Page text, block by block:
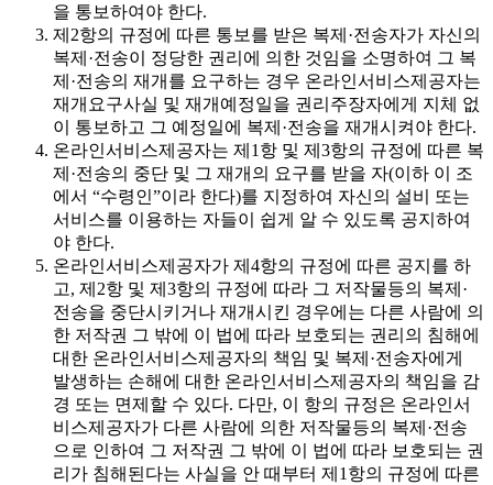
을 통보하여야 한다.
제2항의 규정에 따른 통보를 받은 복제·전송자가 자신의
복제·전송이 정당한 권리에 의한 것임을 소명하여 그 복
제·전송의 재개를 요구하는 경우 온라인서비스제공자는
재개요구사실 및 재개예정일을 권리주장자에게 지체 없
이 통보하고 그 예정일에 복제·전송을 재개시켜야 한다.
온라인서비스제공자는 제1항 및 제3항의 규정에 따른 복
제·전송의 중단 및 그 재개의 요구를 받을 자(이하 이 조
에서 “수령인”이라 한다)를 지정하여 자신의 설비 또는
서비스를 이용하는 자들이 쉽게 알 수 있도록 공지하여
야 한다.
온라인서비스제공자가 제4항의 규정에 따른 공지를 하
고, 제2항 및 제3항의 규정에 따라 그 저작물등의 복제·
전송을 중단시키거나 재개시킨 경우에는 다른 사람에 의
한 저작권 그 밖에 이 법에 따라 보호되는 권리의 침해에
대한 온라인서비스제공자의 책임 및 복제·전송자에게
발생하는 손해에 대한 온라인서비스제공자의 책임을 감
경 또는 면제할 수 있다. 다만, 이 항의 규정은 온라인서
비스제공자가 다른 사람에 의한 저작물등의 복제·전송
으로 인하여 그 저작권 그 밖에 이 법에 따라 보호되는 권
리가 침해된다는 사실을 안 때부터 제1항의 규정에 따른